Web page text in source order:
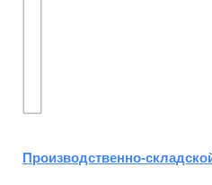
Производственно-